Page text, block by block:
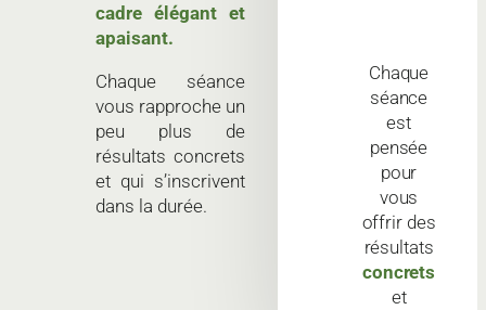
cadre élégant et
apaisant.
Chaque séance
vous rapproche un
peu plus de
résultats concrets
et qui s’inscrivent
dans la durée.
Chaque
séance
est
pensée
pour
vous
offrir des
résultats
concrets
et